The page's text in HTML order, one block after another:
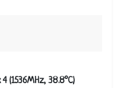
(1536MHz, 38.8°C)